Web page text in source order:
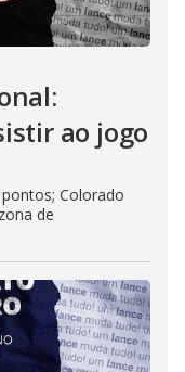
ao jogo
Colorado
de